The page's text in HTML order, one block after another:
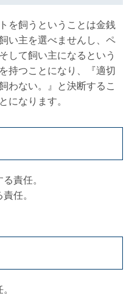
を飼うということは金銭
い主を選べませんし、ペ
して飼い主になるという
持つことになり、『適切
わない。』と決断するこ
になります。
責任。
任。